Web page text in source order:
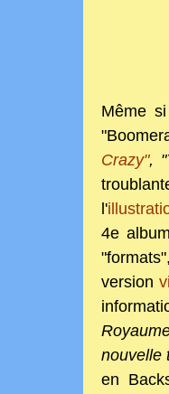
Même
Crazy",
l'
4e
version
nouvelle
en